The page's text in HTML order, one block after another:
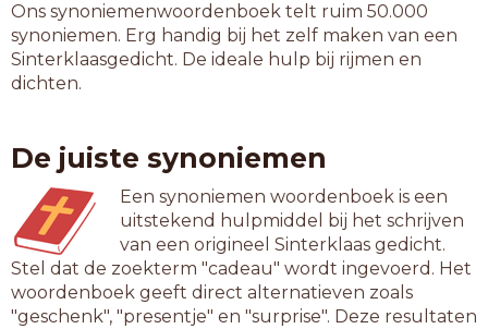
Ons synoniemenwoordenboek telt ruim 50.000
synoniemen. Erg handig bij het zelf maken van een
Sinterklaasgedicht. De ideale hulp bij rijmen en
dichten.
De juiste synoniemen
Een synoniemen woordenboek is een
uitstekend hulpmiddel bij het schrijven
van een origineel Sinterklaas gedicht.
Stel dat de zoekterm "cadeau" wordt ingevoerd. Het
woordenboek geeft direct alternatieven zoals
"geschenk", "presentje" en "surprise". Deze resultaten